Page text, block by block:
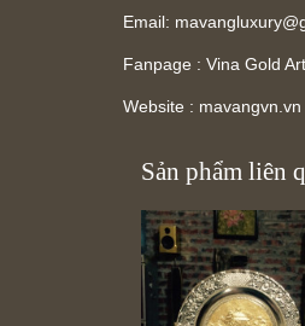
Email:
Fanpage : Vina Gold Art
Website :
Sản phẩm liên